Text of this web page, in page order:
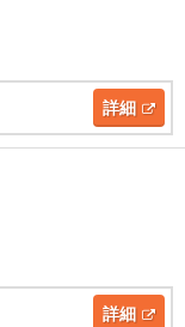
詳細
詳細